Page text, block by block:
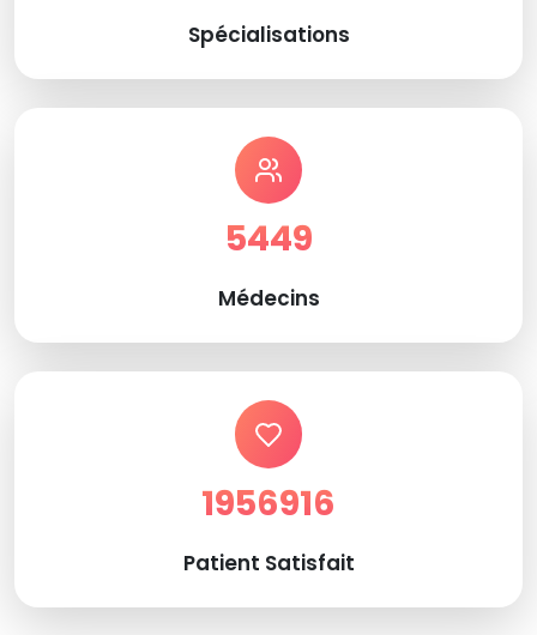
Spécialisations
5449
Médecins
1956916
Patient Satisfait